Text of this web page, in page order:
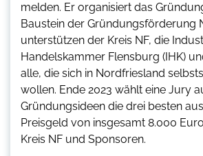
melden. Er organisiert das
Baustein der Gründungsförderung
unterstützen der Kreis NF, die
Handelskammer Flensburg (IHK)
alle, die sich in Nordfriesland
wollen. Ende 2023 wählt eine Jury
Gründungsideen die drei besten
Preisgeld von insgesamt 8.000
Kreis NF und Sponsoren.